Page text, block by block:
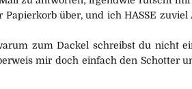
über, und ich HASSE zuviel
zum Dackel schreibst du nicht
mir doch einfach den Schotter